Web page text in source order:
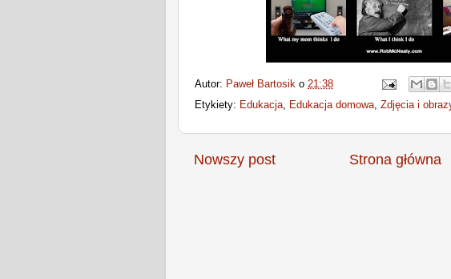
Autor: Paweł Bartosik o 21:38
Etykiety: Edukacja, Edukacja domowa, Zdjęcia i
Nowszy post Strona główna